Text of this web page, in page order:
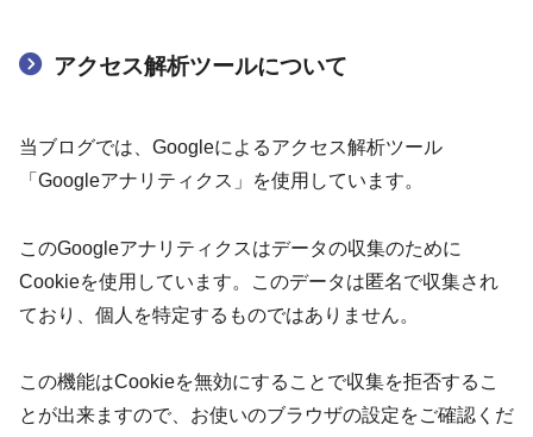
アクセス解析ツールについて
当ブログでは、Googleによるアクセス解析ツール
「Googleアナリティクス」を使用しています。
このGoogleアナリティクスはデータの収集のために
Cookieを使用しています。このデータは匿名で収集され
ており、個人を特定するものではありません。
この機能はCookieを無効にすることで収集を拒否するこ
とが出来ますので、お使いのブラウザの設定をご確認くだ